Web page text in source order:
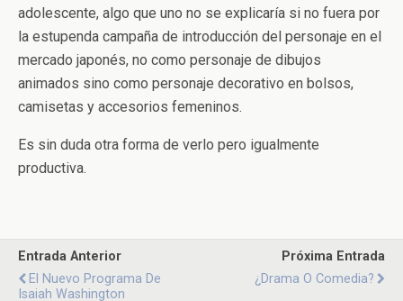
adolescente, algo que uno no se explicaría si no fuera por
la estupenda campaña de introducción del personaje en el
mercado japonés, no como personaje de dibujos
animados sino como personaje decorativo en bolsos,
camisetas y accesorios femeninos.
Es sin duda otra forma de verlo pero igualmente
productiva.
Entrada Anterior
El Nuevo Programa De
Isaiah Washington
Próxima Entrada
¿Drama O Comedia?